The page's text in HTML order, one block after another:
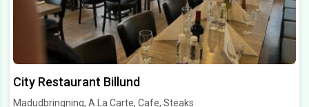
City Restaurant Billund
Madudbringning, A La Carte, Cafe, Steaks